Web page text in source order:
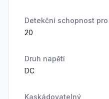
Detekční schopnost
20
Druh napětí
DC
Kaskádovatelný